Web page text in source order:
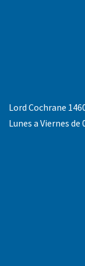
Lord Cochrane
Lunes a Viernes de